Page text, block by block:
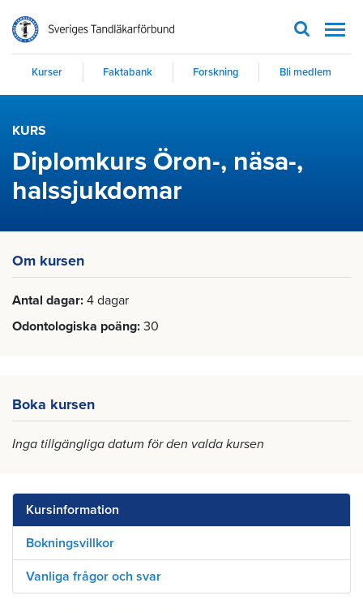
Kurser Faktabank Forskning Bli medlem
KURS
Diplomkurs Öron-, näsa-,
halssjukdomar
Om kursen
Antal dagar 4 dagar
Odontologiska poäng 30
Boka kursen
Inga tillgängliga datum för den valda kursen
Kursinformation
Bokningsvillkor
Vanliga frågor och svar